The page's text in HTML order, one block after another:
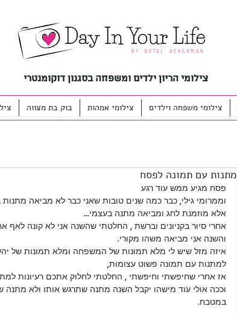
צילומי הריון ילדים ומשפחה בסגנון דוקומנטרי
בוק בת מצווה צילומי אמהות צילומי משפחה וילדים
מתנות עם תמונה לפסח
פסח מגיע ממש עוד רגע
וממרומי גילי, כבר כמה שנים טובות שאני כבר לא מביאה
אלא מוזמנת לחג ומביאה מתנה בעצמי...
אחרי סיור בקניונים וברשת , החלטתי שהשנה אני לא קונה לאף
והשנה אני מביאה משהו מקורי.
איזה מזל שיש לי מלא תמונות של המשפחה ומלא תמונות של
למתנות עם תמונה פשוט עצומות,
אז אחרי שחיפשתי וחיפשתי , החלטתי לחלוק אתכם רעיונות
וככה אולי עוד מישהו יקבל השנה מתנה שתרגש אותו ולא
במטבח.